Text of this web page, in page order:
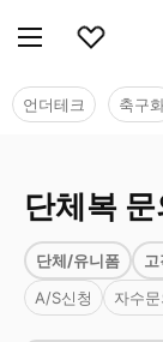
언더테크 축구
단체복 문
단체/유니폼
A/S신청
자수문